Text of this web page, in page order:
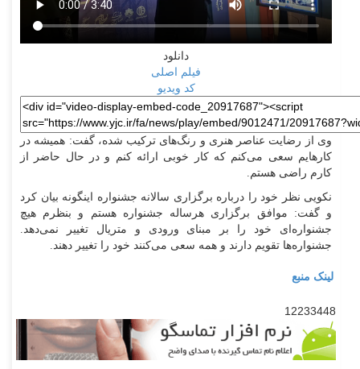
دانلود
فیلم اصلی
کد ویدیو
وی از رضایت عناصر هنری و رنگ‌های ترکیب شده، گفت: همیشه در
کارهایم سعی می‌کنم که کار خوبی ارائه کنم و در حال حاضر از
کارم راضی هستم.
نکویی نظر خود را درباره برگزاری سالانه جشنواره اینگونه بیان کرد
و گفت: موافق برگزاری هرساله جشنواره هستم و بنظرم هیچ
جشنواره‌ای خود را بر مبنای ورودی و متریال تغییر نمی‌دهد.
جشنواره‌ها تقویم دارند و همه سعی می‌کنند خود را تغییر دهند.
لینک منبع
12233448